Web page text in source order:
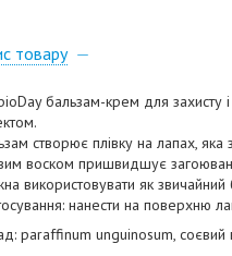
товару
бальзам-крем для захисту
створює плівку на лапах, яка
воском пришвидшує
використовувати як
нанести на поверхню
paraffinum unguinosum, соєвий